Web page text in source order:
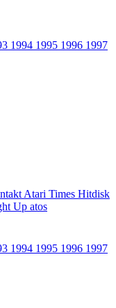
1994 1995 1996 1997
Atari Times Hitdisk
Up atos
1994 1995 1996 1997